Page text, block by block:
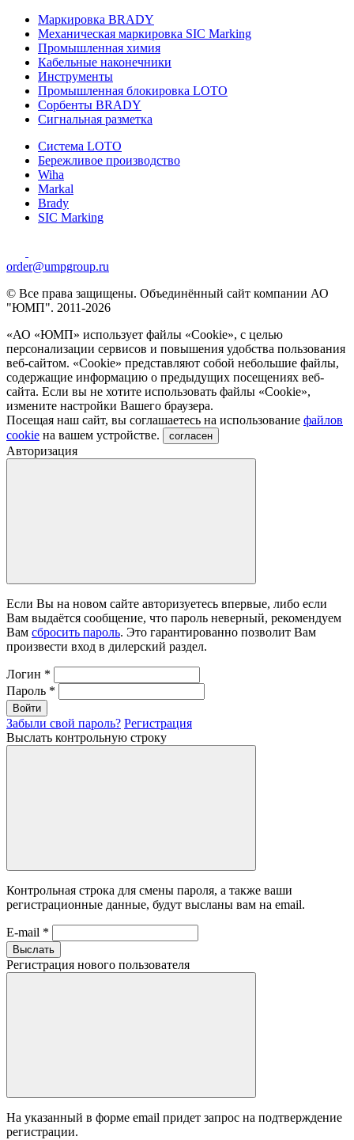
Маркировка BRADY
Механическая маркировка SIC Marking
Промышленная химия
Кабельные наконечники
Инструменты
Промышленная блокировка LOTO
Сорбенты BRADY
Сигнальная разметка
Система LOTO
Бережливое производство
Wiha
Markal
Brady
SIC Marking
order@umpgroup.ru
© Все права защищены. Объединённый сайт компании АО
"ЮМП". 2011-2026
«АО «ЮМП» использует файлы «Сookie», с целью
персонализации сервисов и повышения удобства пользования
веб-сайтом. «Cookie» представляют собой небольшие файлы,
содержащие информацию о предыдущих посещениях веб-
сайта. Если вы не хотите использовать файлы «Сookie»,
измените настройки Вашего браузера.
Посещая наш сайт, вы соглашаетесь на использование файлов
cookie на вашем устройстве. согласен
Авторизация
Если Вы на новом сайте авторизуетесь впервые, либо если
Вам выдаётся сообщение, что пароль неверный, рекомендуем
Вам сбросить пароль. Это гарантированно позволит Вам
произвести вход в дилерский раздел.
Логин *
Пароль *
Войти
Забыли свой пароль? Регистрация
Выслать контрольную строку
Контрольная строка для смены пароля, а также ваши
регистрационные данные, будут высланы вам на email.
E-mail *
Выслать
Регистрация нового пользователя
На указанный в форме email придет запрос на подтверждение
регистрации.